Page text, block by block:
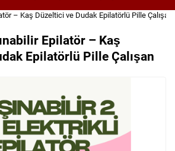
– Kaş Düzeltici ve Dudak Epilatörlü Pille Çalışan
Epilatör – Kaş
Epilatörlü Pille Çalışan